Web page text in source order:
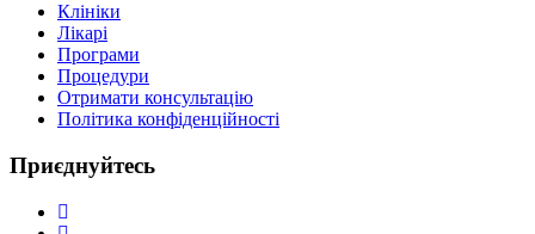
Клініки
Лікарі
Програми
Процедури
Отримати консультацію
Політика конфіденційності
Приєднуйтесь